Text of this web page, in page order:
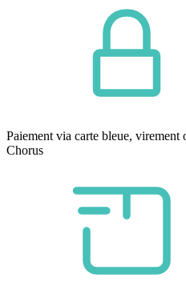
Paiement via carte bleue,
Chorus